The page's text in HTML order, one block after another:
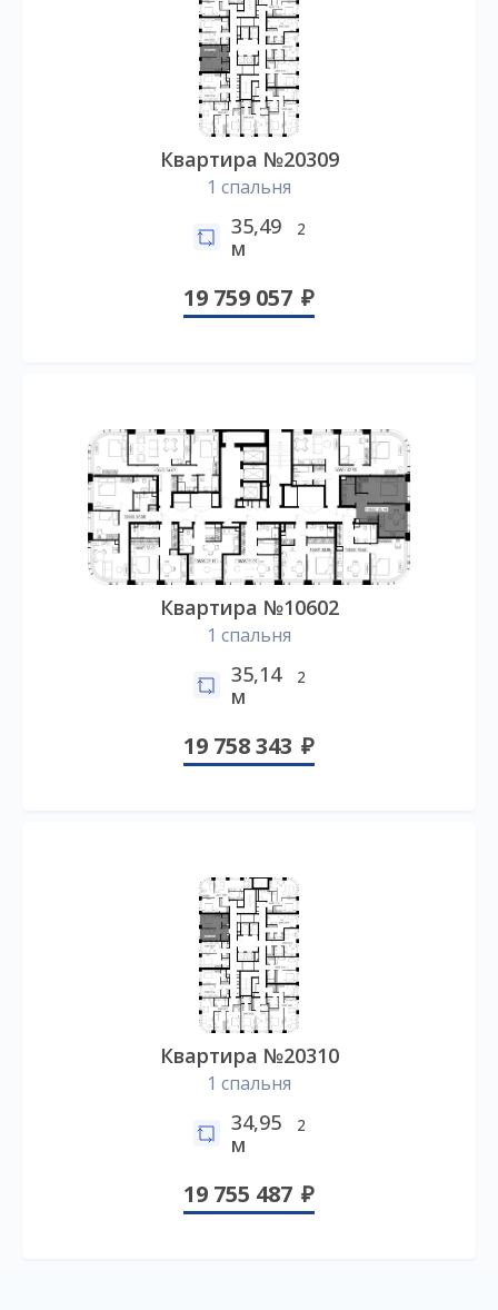
Квартира №20309
1 спальня
35,49
м
2
19 759 057
Квартира №10602
1 спальня
35,14
м
2
19 758 343
Квартира №20310
1 спальня
34,95
м
2
19 755 487